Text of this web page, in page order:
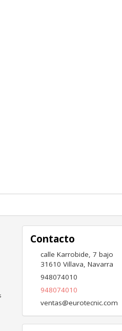
Contacto
calle Karrobide, 7 bajo
31610 Villava, Navarra
948074010
948074010
ventas@eurotecnic.com